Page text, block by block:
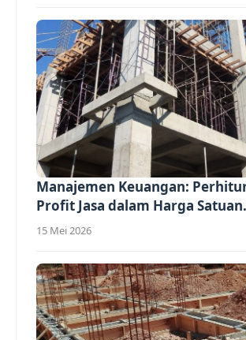
Manajemen Keuangan:
Profit Jasa dalam Harga
15 Mei 2026